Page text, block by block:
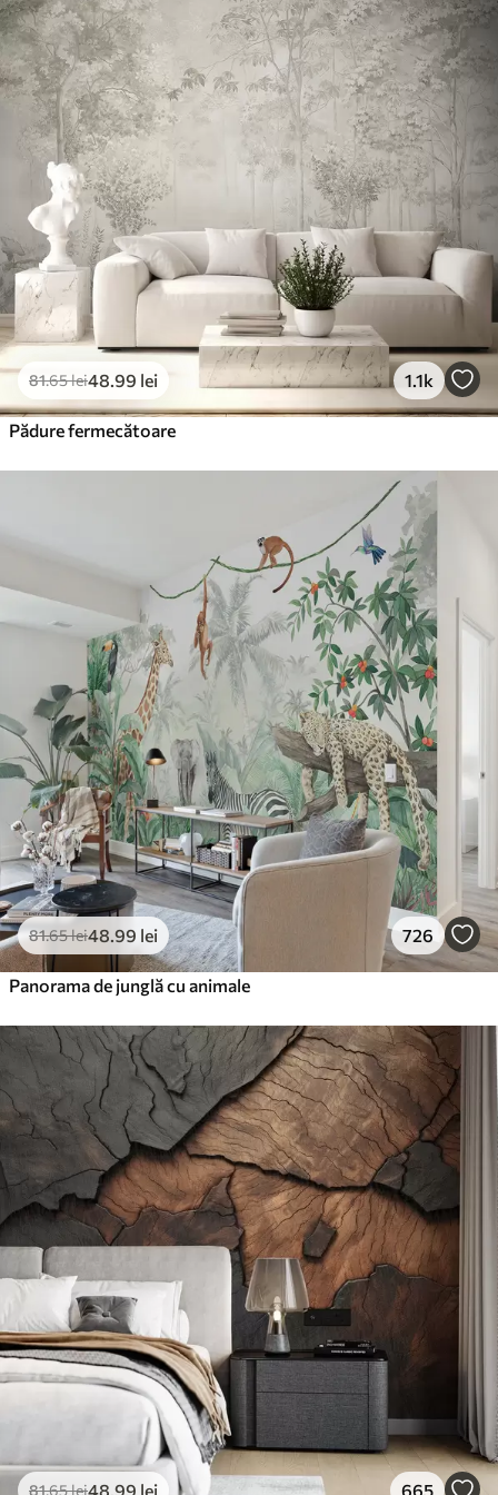
Standard
166.6599.99 lei/m²
Premium
220.02132.01 lei
Vinil Premium
250.00150.00lei/m²
Peel and Stick
300.00
81.65lei48 .99 lei 1.1k
Pădure fermecătoare
81.65lei48 .99 lei 726
Panorama de junglă cu animale
81.65lei48 .99 lei 665